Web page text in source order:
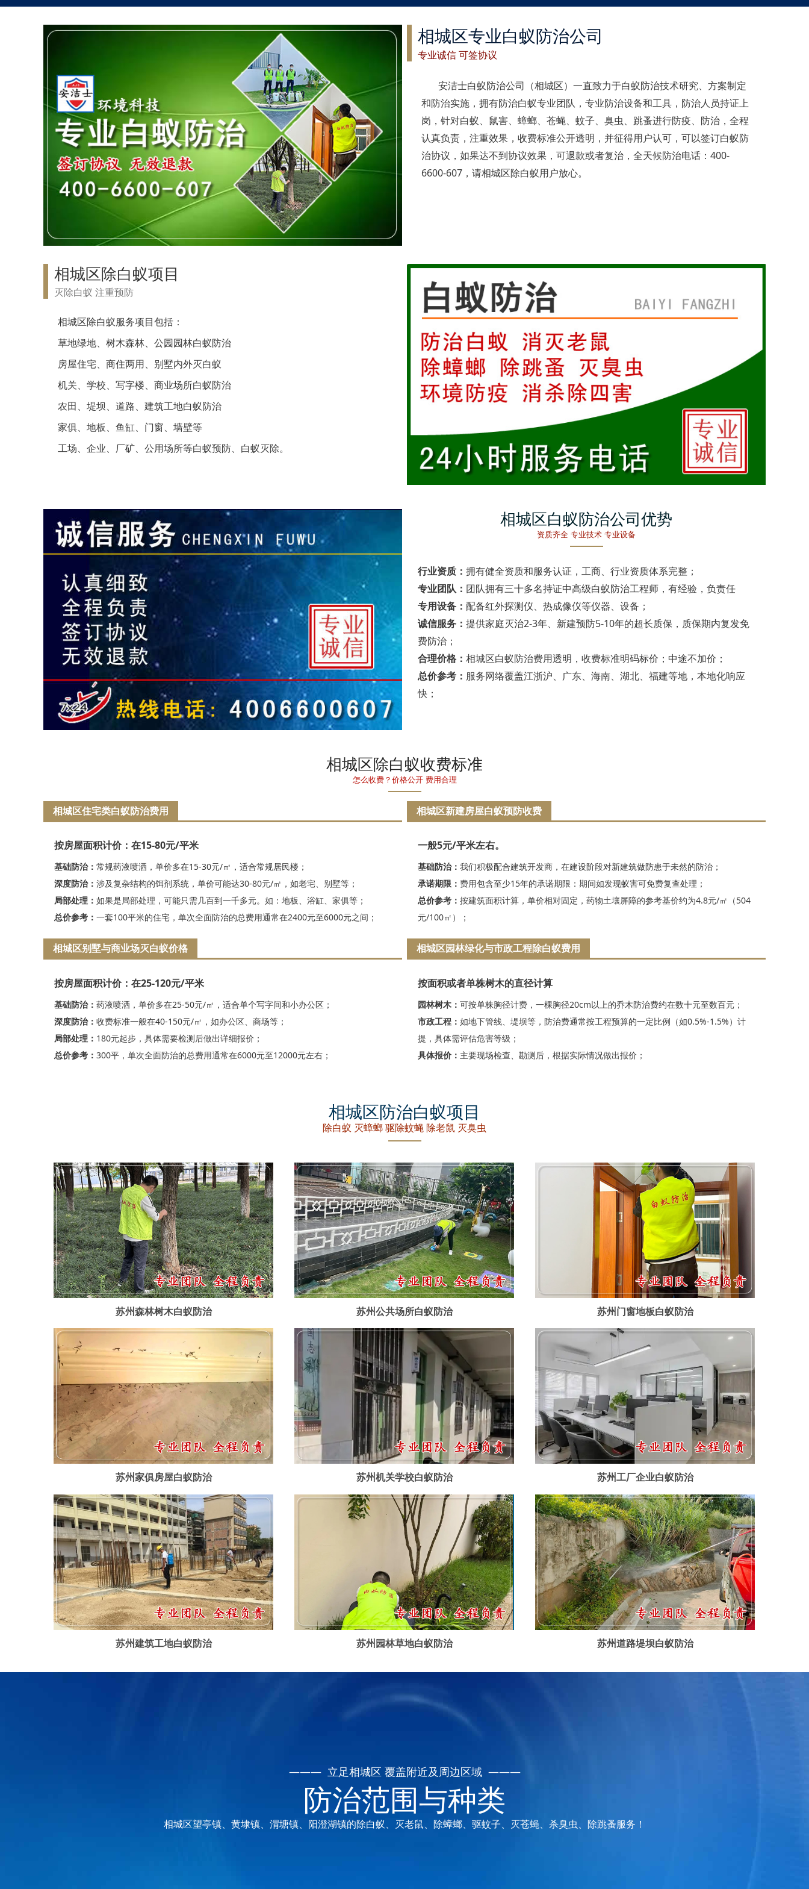
相城区专业白蚁防治公司
专业诚信 可签协议
安洁士白蚁防治公司（相城区）一直致力于白蚁防治技术研究、方案制定
和防治实施，拥有防治白蚁专业团队，专业防治设备和工具，防治人员持证上
岗，针对白蚁、鼠害、蟑螂、苍蝇、蚊子、臭虫、跳蚤进行防疫、防治，全程
认真负责，注重效果，收费标准公开透明，并征得用户认可，可以签订白蚁防
治协议，如果达不到协议效果，可退款或者复治，全天候防治电话：400-
6600-607，请相城区除白蚁用户放心。
相城区除白蚁项目
灭除白蚁 注重预防
相城区除白蚁服务项目包括：
草地绿地、树木森林、公园园林白蚁防治
房屋住宅、商住两用、别墅内外灭白蚁
机关、学校、写字楼、商业场所白蚁防治
农田、堤坝、道路、建筑工地白蚁防治
家俱、地板、鱼缸、门窗、墙壁等
工场、企业、厂矿、公用场所等白蚁预防、白蚁灭除。
相城区白蚁防治公司优势
资质齐全 专业技术 专业设备
行业资质： 拥有健全资质和服务认证，工商、行业资质体系完整；
专业团队： 团队拥有三十多名持证中高级白蚁防治工程师，有经验，负责任
专用设备： 配备红外探测仪、热成像仪等仪器、设备；
诚信服务： 提供家庭灭治2-3年、新建预防5-10年的超长质保，质保期内复发免
费防治；
合理价格： 相城区白蚁防治费用透明，收费标准明码标价；中途不加价；
总价参考： 服务网络覆盖江浙沪、广东、海南、湖北、福建等地，本地化响应
快；
相城区除白蚁收费标准
怎么收费？价格公开 费用合理
相城区住宅类白蚁防治费用
按房屋面积计价：在15-80元/平米
基础防治： 常规药液喷洒，单价多在15-30元/㎡，适合常规居民楼；
深度防治： 涉及复杂结构的饵剂系统，单价可能达30-80元/㎡，如老宅、别墅等；
局部处理： 如果是局部处理，可能只需几百到一千多元。如：地板、浴缸、家俱等；
总价参考： 一套100平米的住宅，单次全面防治的总费用通常在2400元至6000元之间；
相城区别墅与商业场灭白蚁价格
按房屋面积计价：在25-120元/平米
基础防治： 药液喷洒，单价多在25-50元/㎡，适合单个写字间和小办公区；
深度防治： 收费标准一般在40-150元/㎡，如办公区、商场等；
局部处理： 180元起步，具体需要检测后做出详细报价；
总价参考： 300平，单次全面防治的总费用通常在6000元至12000元左右；
相城区新建房屋白蚁预防收费
一般5元/平米左右。
基础防治： 我们积极配合建筑开发商，在建设阶段对新建筑做防患于未然的防治；
承诺期限： 费用包含至少15年的承诺期限：期间如发现蚁害可免费复查处理；
总价参考： 按建筑面积计算，单价相对固定，药物土壤屏障的参考基价约为4.8元/㎡（504
元/100㎡）；
相城区园林绿化与市政工程除白蚁费用
按面积或者单株树木的直径计算
园林树木： 可按单株胸径计费，一棵胸径20cm以上的乔木防治费约在数十元至数百元；
市政工程： 如地下管线、堤坝等，防治费通常按工程预算的一定比例（如0.5%-1.5%）计
提，具体需评估危害等级；
具体报价： 主要现场检查、勘测后，根据实际情况做出报价；
相城区防治白蚁项目
除白蚁 灭蟑螂 驱除蚊蝇 除老鼠 灭臭虫
苏州森林树木白蚁防治 苏州公共场所白蚁防治 苏州门窗地板白蚁防治
苏州家俱房屋白蚁防治 苏州机关学校白蚁防治 苏州工厂企业白蚁防治
苏州建筑工地白蚁防治 苏州园林草地白蚁防治 苏州道路堤坝白蚁防治
——— 立足相城区 覆盖附近及周边区域 ———
防治范围与种类
相城区望亭镇、黄埭镇、渭塘镇、阳澄湖镇的除白蚁、灭老鼠、除蟑螂、驱蚊子、灭苍蝇、杀臭虫、除跳蚤服务！